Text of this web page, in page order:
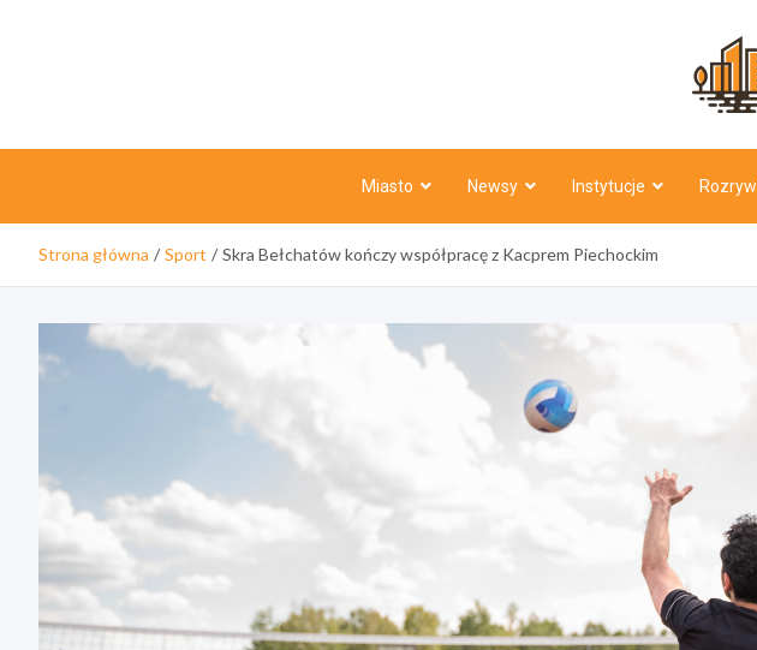
Miasto Newsy Instytucje
Strona główna Sport Skra Bełchatów kończy współpracę z Kacprem Piechockim